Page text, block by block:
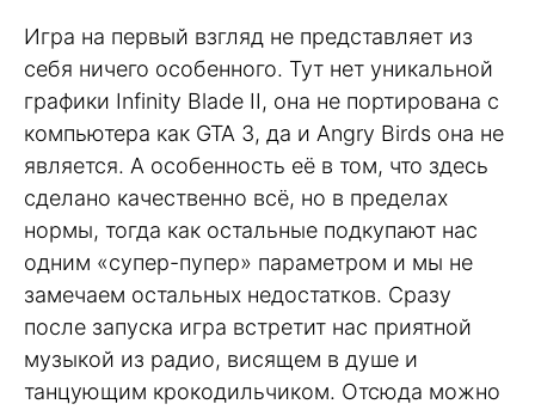
Игра на первый взгляд не представляет из
себя ничего особенного. Тут нет уникальной
графики Infinity Blade II, она не портирована с
компьютера как GTA 3, да и Angry Birds она не
является. А особенность её в том, что здесь
сделано качественно всё, но в пределах
нормы, тогда как остальные подкупают нас
одним «супер-пупер» параметром и мы не
замечаем остальных недостатков. Сразу
после запуска игра встретит нас приятной
музыкой из радио, висящем в душе и
танцующим крокодильчиком. Отсюда можно